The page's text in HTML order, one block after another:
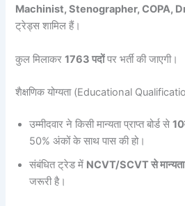
Machinist, Stenographer, COPA,
ट्रेड्स शामिल हैं।
कुल मिलाकर1763 पदोंपर भर्ती की जाएगी।
शैक्षणिक योग्यता (Educational
उम्मीदवार ने किसी मान्यता प्राप्त बोर्ड से
50% अंकों के साथ पास की हो।
संबंधित ट्रेड में NCVT/SCVT से मान्यता
जरूरी है।